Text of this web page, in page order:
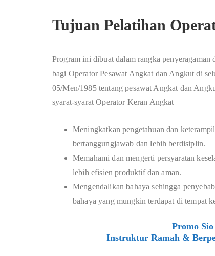
Tujuan Pelatihan
Program ini dibuat dalam rangka penyeragaman
bagi Operator Pesawat Angkat dan Angkut di
05/Men/1985 tentang pesawat Angkat dan
syarat-syarat Operator Keran Angkat
Meningkatkan pengetahuan dan
bertanggungjawab dan lebih berdisiplin.
Memahami dan mengerti persyaratan
lebih efisien produktif dan aman.
Mengendalikan bahaya sehingga
bahaya yang mungkin terdapat di tempat
Promo
Instruktur Ramah &